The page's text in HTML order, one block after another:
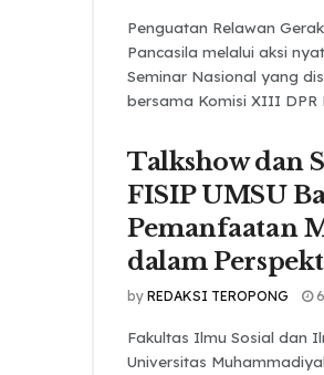
Penguatan Relawan
Pancasila melalui aksi
Seminar Nasional yang
bersama Komisi XIII DPR
Talkshow dan
FISIP UMSU
Pemanfaatan
dalam
by REDAKSI TEROPONG 6
Fakultas Ilmu Sosial dan
Universitas